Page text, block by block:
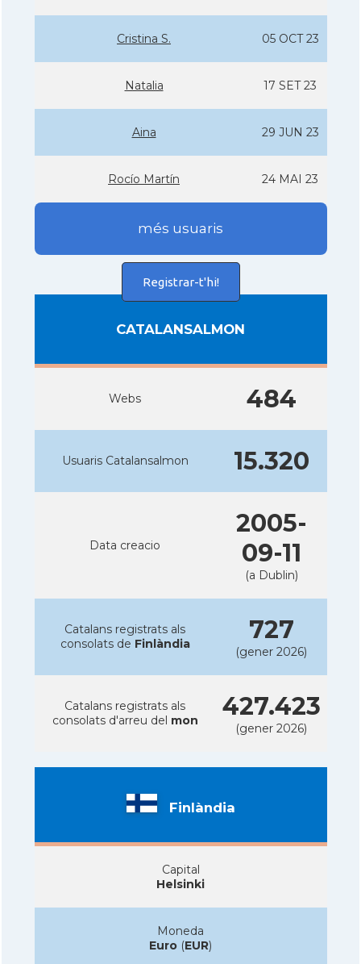
Cristina S. 05 OCT 23
Natalia 17 SET 23
Aina 29 JUN 23
Rocí­o Martí­n 24 MAI 23
més usuaris
Registrar-t'hi!
CATALANSALMON
Webs 484
Usuaris Catalansalmon 15.320
Data creacio
2005-
09-11
(a Dublin)
Catalans registrats als
consolats de Finlàndia 727
(gener 2026)
Catalans registrats als
consolats d'arreu del mon 427.423
(gener 2026)
Finlàndia
Capital
Helsinki
Moneda
Euro (EUR)